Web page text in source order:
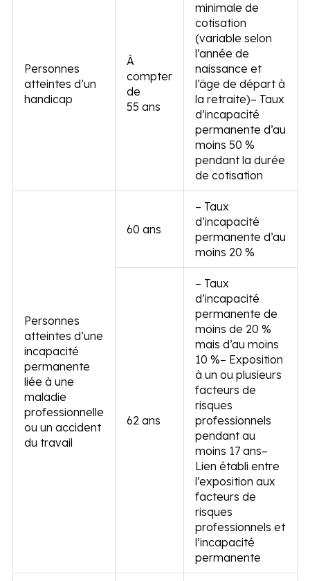
Personnes
atteintes d’un
handicap
À
compter
de
55 ans
minimale de
cotisation
(variable selon
l’année de
naissance et
l’âge de départ à
la retraite)– Taux
d’incapacité
permanente d’au
moins 50 %
pendant la durée
de cotisation
Personnes
atteintes d’une
incapacité
permanente
liée à une
maladie
professionnelle
ou un accident
du travail
60 ans
– Taux
d’incapacité
permanente d’au
moins 20 %
62 ans
– Taux
d’incapacité
permanente de
moins de 20 %
mais d’au moins
10 %– Exposition
à un ou plusieurs
facteurs de
risques
professionnels
pendant au
moins 17 ans–
Lien établi entre
l’exposition aux
facteurs de
risques
professionnels et
l’incapacité
permanente